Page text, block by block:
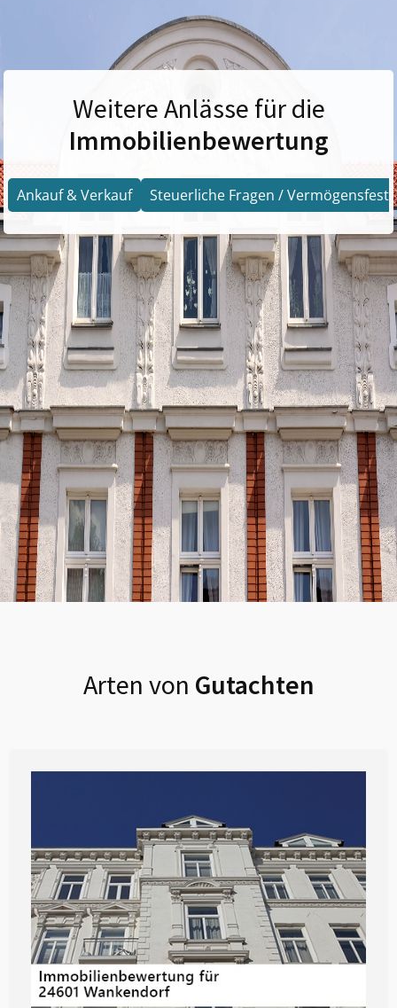
Weitere Anlässe für die
Immobilienbewertung
Ankauf & Verkauf Steuerliche Fragen /
Arten von Gutachten